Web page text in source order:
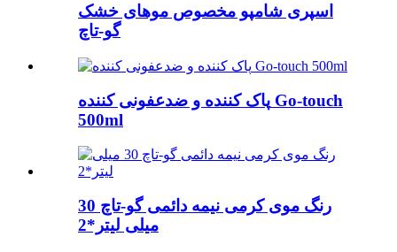
اسپری شامپو مخصوص موهای خشک
گو-تاچ
پاک کننده و ضدعفونی کننده Go-touch
500ml
رنگ موی کرمی نیمه دائمی گو-تاچ 30
میلی لیتر*2